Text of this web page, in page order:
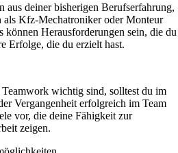
aus deiner bisherigen Berufserfahrung,
als Kfz-Mechatroniker oder Monteur
können Herausforderungen sein, die du
Erfolge, die du erzielt hast.
wichtig sind, solltest du im
Vergangenheit erfolgreich im Team
vor, die deine Fähigkeit zur
zeigen.